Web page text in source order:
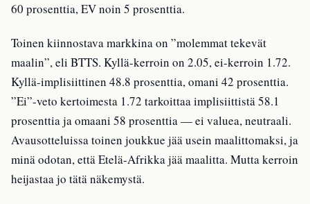
60 prosenttia, EV noin 5 prosenttia.
Toinen kiinnostava markkina on ”molemmat tekevät
maalin”, eli BTTS. Kyllä-kerroin on 2.05, ei-kerroin 1.72.
Kyllä-implisiittinen 48.8 prosenttia, omani 42 prosenttia.
”Ei”-veto kertoimesta 1.72 tarkoittaa implisiittistä 58.1
prosenttia ja omaani 58 prosenttia — ei valuea, neutraali.
Avausotteluissa toinen joukkue jää usein maalittomaksi, ja
minä odotan, että Etelä-Afrikka jää maalitta. Mutta kerroin
heijastaa jo tätä näkemystä.